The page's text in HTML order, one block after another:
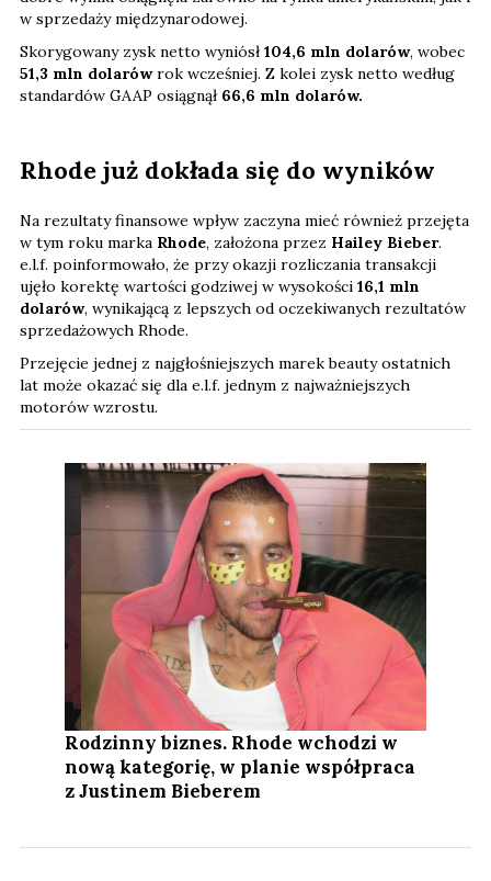
w sprzedaży międzynarodowej.
Skorygowany zysk netto wyniósł104,6 mln dolarów, wobec
51,3 mln dolarówrok wcześniej. Z kolei zysk netto według
standardów GAAP osiągnął 66,6 mln dolarów.
Rhode już dokłada się do wyników
Na rezultaty finansowe wpływ zaczyna mieć również przejęta
w tym roku marka Rhode, założona przez Hailey Bieber.
e.l.f. poinformowało, że przy okazji rozliczania transakcji
ujęło korektę wartości godziwej w wysokości 16,1 mln
dolarów, wynikającą z lepszych od oczekiwanych rezultatów
sprzedażowych Rhode.
Przejęcie jednej z najgłośniejszych marek beauty ostatnich
lat może okazać się dla e.l.f. jednym z najważniejszych
motorów wzrostu.
Rodzinny biznes. Rhode wchodzi w
nową kategorię, w planie współpraca
z Justinem Bieberem